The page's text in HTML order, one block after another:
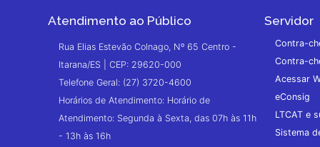
Atendimento ao Público
Rua Elias Estevão Colnago, Nº 65 Centro -
Itarana/ES | CEP: 29620-000
Telefone Geral: (27) 3720-4600
Horários de Atendimento: Horário de
Atendimento: Segunda à Sexta, das 07h às 11h
- 13h às 16h
Servidor
Contra-
Contra-
Acessar
eConsig
LTCAT e
Sistema